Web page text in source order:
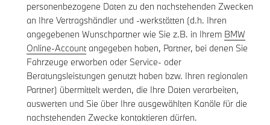
personenbezogene Daten zu den nachstehenden Zwecken
an Ihre Vertragshändler und -werkstätten (d.h. Ihren
angegebenen Wunschpartner wie Sie z.B. in Ihrem BMW
Online-Accountangegeben haben, Partner, bei denen Sie
Fahrzeuge erworben oder Service- oder
Beratungsleistungen genutzt haben bzw. Ihren regionalen
Partner) übermittelt werden, die Ihre Daten verarbeiten,
auswerten und Sie über Ihre ausgewählten Kanäle für die
nachstehenden Zwecke kontaktieren dürfen.